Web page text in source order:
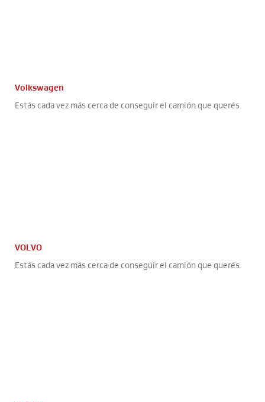
Volkswagen
Estás cada vez más cerca de conseguir el camión que querés.
VOLVO
Estás cada vez más cerca de conseguir el camión que querés.